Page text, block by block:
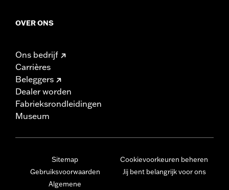
OVER ONS
Ons bedrijf
Carrières
Beleggers
Dealer worden
Fabrieksrondleidingen
Museum
Sitemap
Gebruiksvoorwaarden
Algemene
Cookievoorkeuren beheren
Jij bent belangrijk voor ons